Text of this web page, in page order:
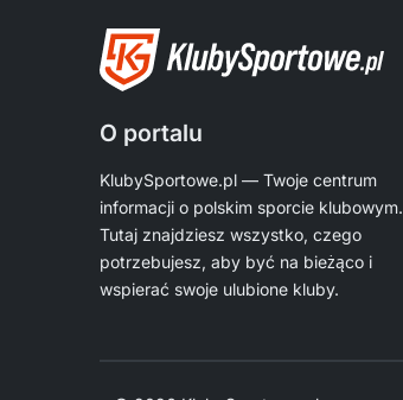
O portalu
KlubySportowe.pl — Twoje centrum
informacji o polskim sporcie klubowym.
Tutaj znajdziesz wszystko, czego
potrzebujesz, aby być na bieżąco i
wspierać swoje ulubione kluby.